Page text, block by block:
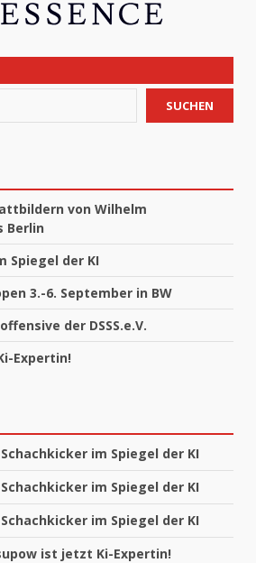
SUCHEN
von Wilhelm
Berlin
Spiegel der KI
3.-6. September in BW
der DSSS.e.V.
Expertin!
im Spiegel der KI
im Spiegel der KI
im Spiegel der KI
ist jetzt Ki-Expertin!